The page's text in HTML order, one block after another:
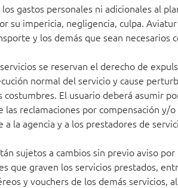
gastos personales ni adicionales al
su impericia, negligencia, culpa.
y los demás que sean
se reservan el derecho de
normal del servicio y cause
El usuario deberá asumir
las reclamaciones por compensación
la agencia y a los prestadores de
sujetos a cambios sin previo aviso
que graven los servicios prestados,
y vouchers de los demás servicios,